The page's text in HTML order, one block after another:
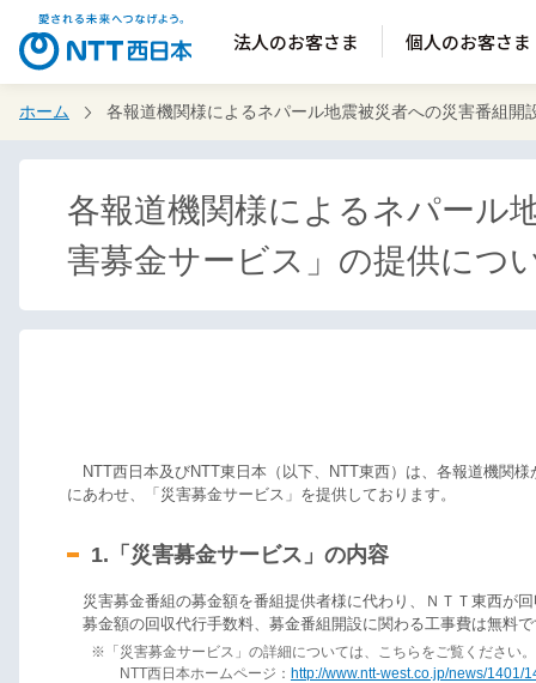
法人のお客さま 個人のお客さま
ホーム 各報道機関様によるネパール地震被災者への災害番組
各報道機関様によるネパール
害募金サービス」の提供につ
NTT西日本及びNTT東日本（以下、NTT東西）は、各報道機関
にあわせ、「災害募金サービス」を提供しております。
1.「災害募金サービス」の内容
災害募金番組の募金額を番組提供者様に代わり、ＮＴＴ東西が
募金額の回収代行手数料、募金番組開設に関わる工事費は無料
※「災害募金サービス」の詳細については、こちらをご覧ください
NTT西日本ホームページ： http://www.ntt-west.co.jp/news/1401/